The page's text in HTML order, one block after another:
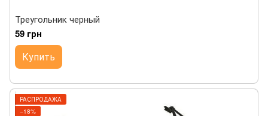
Треугольник черный
59 грн
Купить
РАСПРОДАЖА
−18%